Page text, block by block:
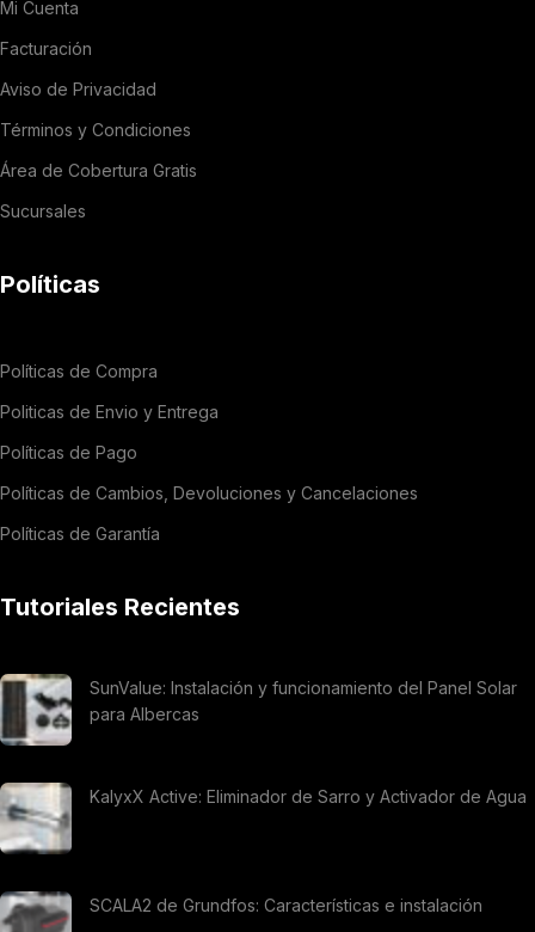
Mi Cuenta
Facturación
Aviso de Privacidad
Términos y Condiciones
Área de Cobertura Gratis
Sucursales
Políticas
Políticas de Compra
Politicas de Envio y Entrega
Políticas de Pago
Políticas de Cambios, Devoluciones y Cancelaciones
Políticas de Garantía
Tutoriales Recientes
SunValue: Instalación y funcionamiento del Panel Solar
para Albercas
KalyxX Active: Eliminador de Sarro y Activador de Agua
SCALA2 de Grundfos: Características e instalación